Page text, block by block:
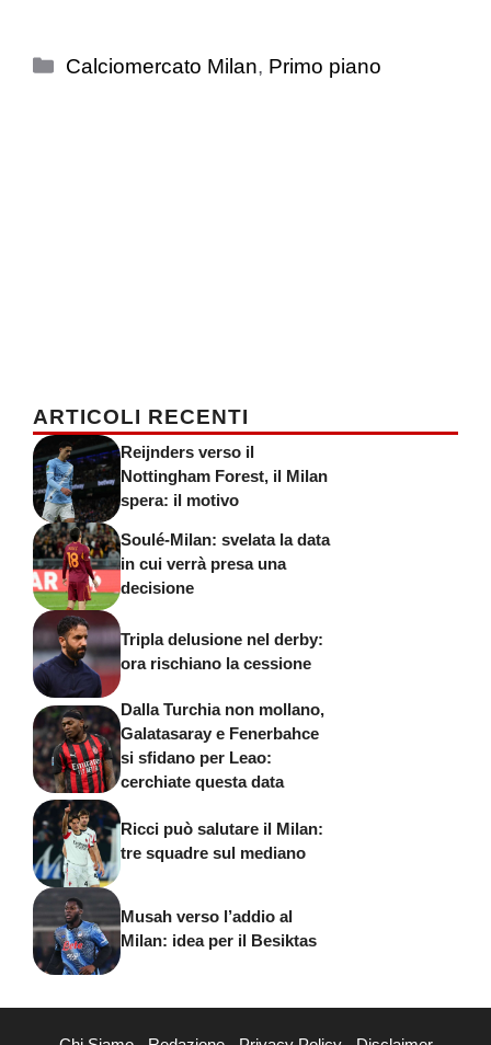
Categorie
Calciomercato Milan, Primo piano
ARTICOLI RECENTI
Reijnders verso il
Nottingham Forest, il Milan
spera: il motivo
Soulé-Milan: svelata la data
in cui verrà presa una
decisione
Tripla delusione nel derby:
ora rischiano la cessione
Dalla Turchia non mollano,
Galatasaray e Fenerbahce
si sfidano per Leao:
cerchiate questa data
Ricci può salutare il Milan:
tre squadre sul mediano
Musah verso l’addio al
Milan: idea per il Besiktas